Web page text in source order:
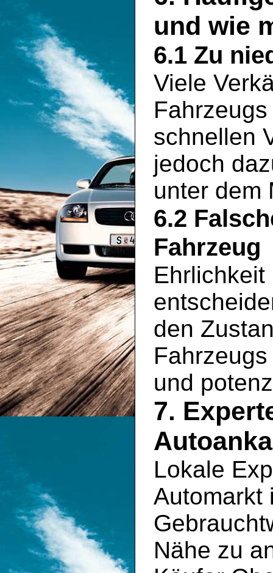
und wie
6.1 Zu
Viele
schnellen
jedoch
unter dem
6.2
Fahrzeug
Ehrlichkeit
den
und
7.
Lokale
Automarkt
Nähe zu